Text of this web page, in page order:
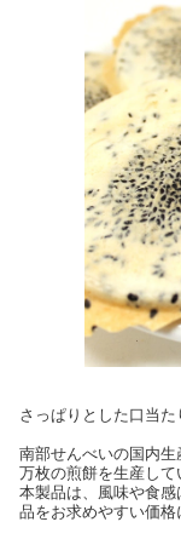
さっぱりとした口当た
南部せんべいの国内
万枚の煎餅を生産して
本製品は、風味や食
品をお求めやすい価格